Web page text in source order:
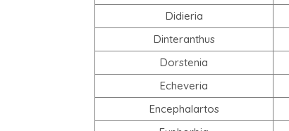
Didieria
Dinteranthus
Dorstenia
Echeveria
Encephalartos